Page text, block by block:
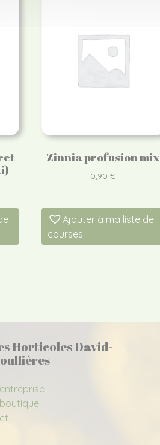
Zinnia profusion mix
0,90 €
Ajouter à ma liste de
courses
Horticoles David-